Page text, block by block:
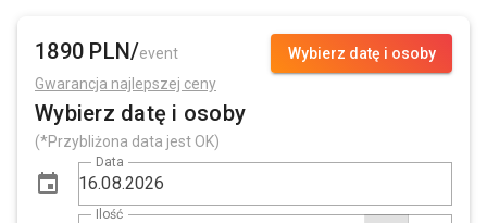
Wybierz datę i osoby
1890 PLN/event
Gwarancja najlepszej ceny
Wybierz datę i osoby
(*Przybliżona data jest OK)
Data
Ilość